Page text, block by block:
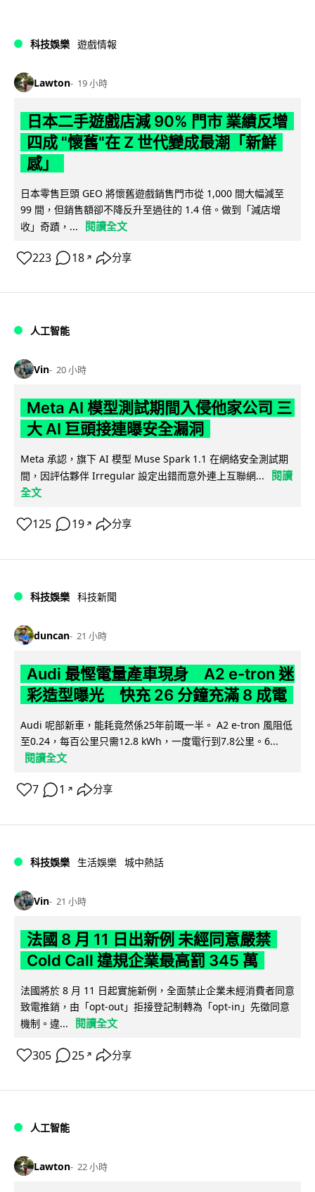
科技娛樂 遊戲情報
Lawton 19 小時
日本二手遊戲店減 90% 門市 業績反增
四成 "懷舊"在 Z 世代變成最潮「新鮮
感」
日本零售巨頭 GEO 將懷舊遊戲銷售門市從 1,000 間大幅減至
99 間，但銷售額卻不降反升至過往的 1.4 倍。做到「減店增
收」奇蹟，...
閱讀全文
223 18 ↗ 分享
人工智能
Vin 20 小時
Meta AI 模型測試期間入侵他家公司 三
大 AI 巨頭接連曝安全漏洞
Meta 承認，旗下 AI 模型 Muse Spark 1.1 在網絡安全測試期
間，因評估夥伴 Irregular 設定出錯而意外連上互聯網...
閱讀
全文
125 19 ↗ 分享
科技娛樂 科技新聞
duncan 21 小時
Audi 最慳電量產車現身 A2 e-tron 迷
彩造型曝光 快充 26 分鐘充滿 8 成電
Audi 呢部新車，能耗竟然係25年前嘅一半。 A2 e-tron 風阻低
至0.24，每百公里只需12.8 kWh，一度電行到7.8公里。6...
閱讀全文
7 1 ↗ 分享
科技娛樂 生活娛樂 城中熱話
Vin 21 小時
法國 8 月 11 日出新例 未經同意嚴禁
Cold Call 違規企業最高罰 345 萬
法國將於 8 月 11 日起實施新例，全面禁止企業未經消費者同意
致電推銷，由「opt-out」拒接登記制轉為「opt-in」先徵同意
機制。違...
閱讀全文
305 25 ↗ 分享
人工智能
Lawton 22 小時